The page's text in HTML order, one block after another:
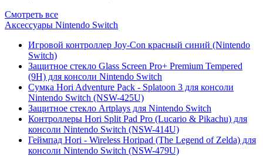
Смотреть все
Аксессуары Nintendo Switch
Игровой контроллер Joy-Con красный синий (Nintendo
Switch)
Защитное стекло Glass Screen Pro+ Premium Tempered
(9H) для консоли Nintendo Switch
Сумка Hori Adventure Pack - Splatoon 3 для консоли
Nintendo Switch (NSW-425U)
Защитное стекло Artplays для Nintendo Switch
Контроллеры Hori Split Pad Pro (Lucario & Pikachu) для
консоли Nintendo Switch (NSW-414U)
Геймпад Hori - Wireless Horipad (The Legend of Zelda) для
консоли Nintendo Switch (NSW-479U)